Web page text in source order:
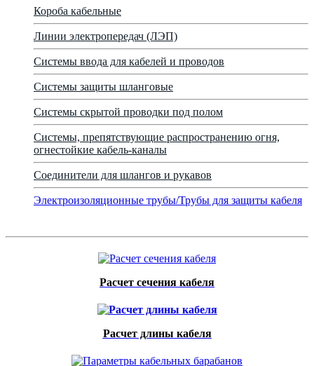
Короба кабельные
Линии электропередач (ЛЭП)
Системы ввода для кабелей и проводов
Системы защиты шланговые
Системы скрытой проводки под полом
Системы, препятствующие распространению огня,
огнестойкие кабель-каналы
Соединители для шлангов и рукавов
Электроизоляционные трубы/Трубы для защиты кабеля
Расчет сечения кабеля
Расчет длины кабеля